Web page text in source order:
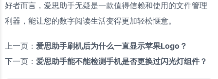
好者而言，爱思助手无疑是一款值得信赖和使用的文件管理
利器，能让您的数字阅读生活变得更加轻松惬意。
上一页： 爱思助手刷机后为什么一直显示苹果Logo？
下一页： 爱思助手能不能检测手机是否更换过闪光灯组件？